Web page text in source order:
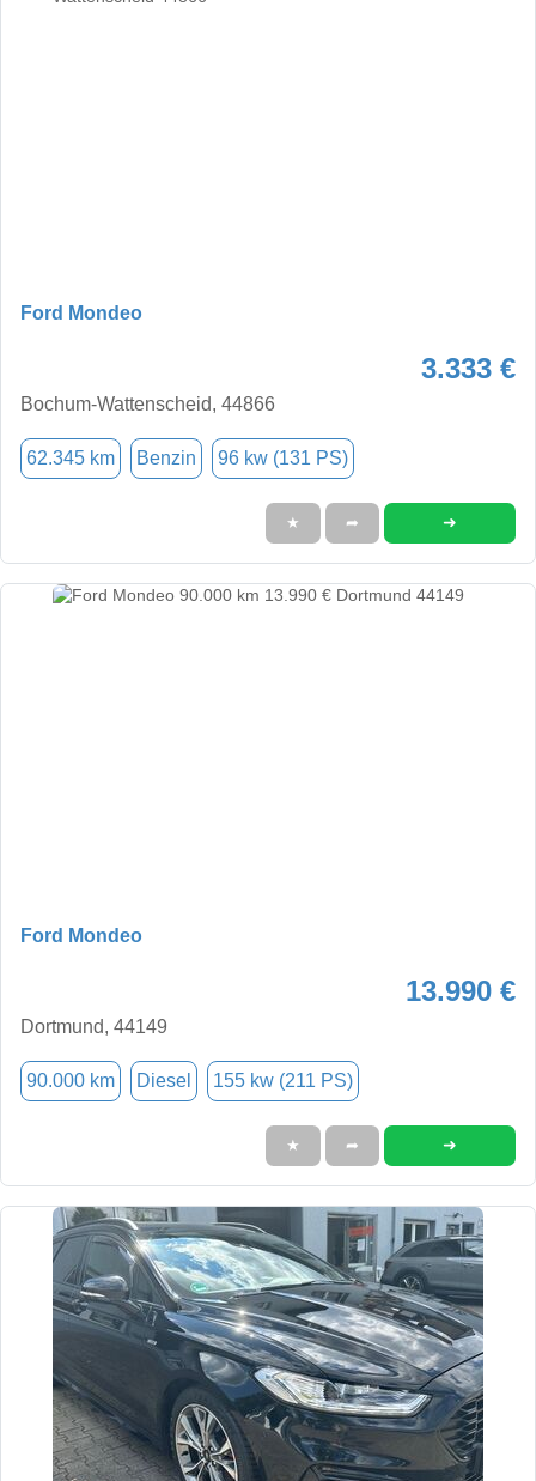
Ford Mondeo
3.333 €
Bochum-Wattenscheid, 44866
62.345 km Benzin 96 kw (131 PS)
★ ➦ ➜
Ford Mondeo
13.990 €
Dortmund, 44149
90.000 km Diesel 155 kw (211 PS)
★ ➦ ➜